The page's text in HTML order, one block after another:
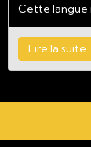
Cette langue
Lire la suite